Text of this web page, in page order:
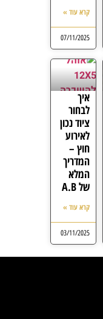
קרא עוד »
07/11/2025
איך
לבחור
ציוד נכון
לאירוע
חוץ –
המדריך
המלא
של A.B
קרא עוד »
03/11/2025